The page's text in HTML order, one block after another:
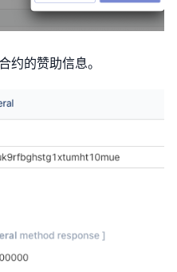
约的赞助信息。